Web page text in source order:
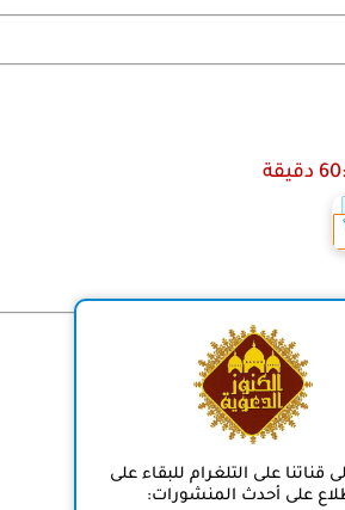
قناتنا على التلغرام للبقاء على
على أحدث المنشورات: